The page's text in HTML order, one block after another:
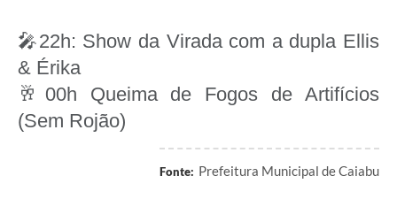
🎤22h: Show da Virada com a dupla Ellis
& Érika
🥂00h Queima de Fogos de Artifícios
(Sem Rojão)
Fonte: Prefeitura Municipal de Caiabu